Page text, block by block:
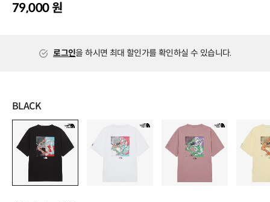
79,000 원
로그인을 하시면 최대 할인가를 확인하실 수 있습니다.
BLACK